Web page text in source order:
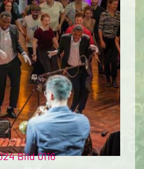
Bild 0116